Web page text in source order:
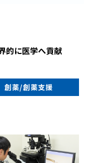
的に医学へ貢献
創薬/創薬支援